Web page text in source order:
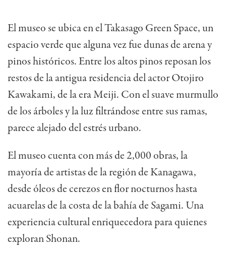
El museo se ubica en el Takasago Green Space, un
espacio verde que alguna vez fue dunas de arena y
pinos históricos. Entre los altos pinos reposan los
restos de la antigua residencia del actor Otojiro
Kawakami, de la era Meiji. Con el suave murmullo
de los árboles y la luz filtrándose entre sus ramas,
parece alejado del estrés urbano.
El museo cuenta con más de 2,000 obras, la
mayoría de artistas de la región de Kanagawa,
desde óleos de cerezos en flor nocturnos hasta
acuarelas de la costa de la bahía de Sagami. Una
experiencia cultural enriquecedora para quienes
exploran Shonan.